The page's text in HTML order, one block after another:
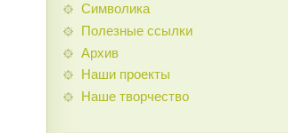
Символика
Полезные ссылки
Архив
Наши проекты
Наше творчество